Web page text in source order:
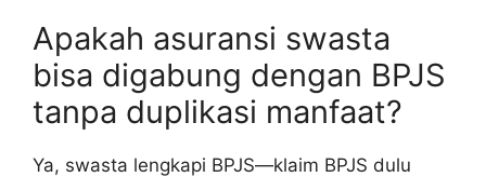
Apakah asuransi swasta
bisa digabung dengan BPJS
tanpa duplikasi manfaat?
Ya, swasta lengkapi BPJS—klaim BPJS dulu